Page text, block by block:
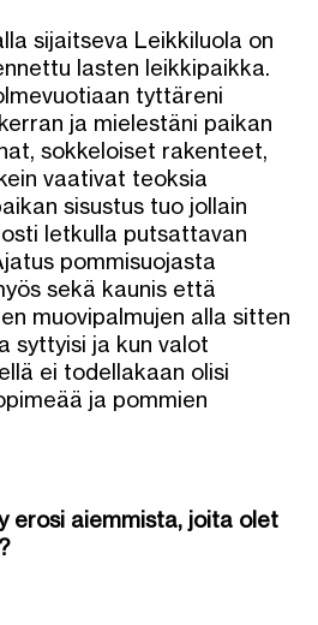
sijaitseva Leikkiluola on
lasten leikkipaikka.
tyttäreni
ja mielestäni paikan
sokkeloiset rakenteet,
vaativat teoksia
sisustus tuo jollain
letkulla putsattavan
pommisuojasta
sekä kaunis että
muovipalmujen alla sitten
syttyisi ja kun valot
ei todellakaan olisi
ja pommien
erosi aiemmista, joita olet